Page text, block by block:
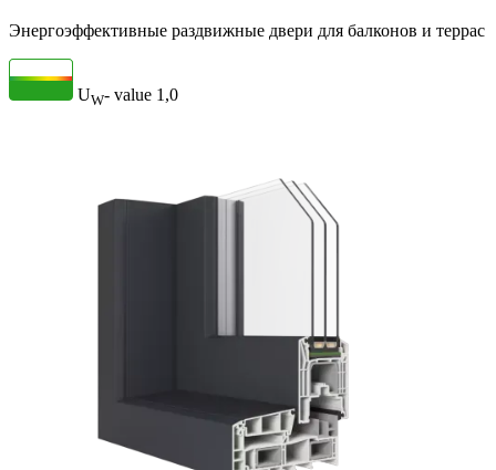
Энергоэффективные раздвижные двери для балконов и террас
UW- value 1,0